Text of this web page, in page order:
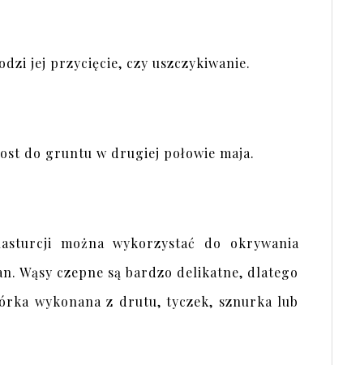
jej przycięcie, czy uszczykiwanie.
do gruntu w drugiej połowie maja.
można wykorzystać do okrywania
Wąsy czepne są bardzo delikatne, dlatego
wykonana z drutu, tyczek, sznurka lub